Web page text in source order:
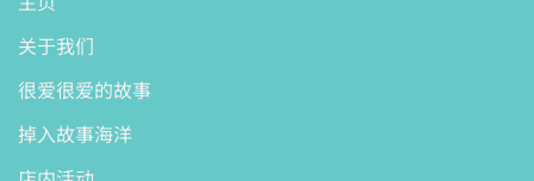
关于我们
很爱很爱的故事
掉入故事海洋